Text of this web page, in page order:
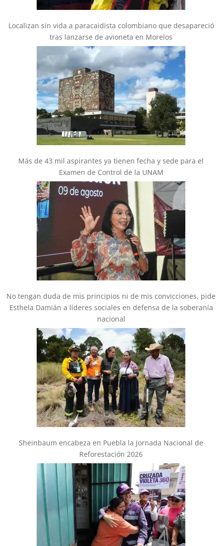
Localizan sin vida a paracaidista colombiano que desapareció
tras lanzarse de avioneta en Morelos
Más de 43 mil aspirantes ya tienen fecha y sede para el
Examen de Control de la UNAM
No tengan duda de mis principios ni de mis convicciones, pide
Esthela Damián a líderes sociales en defensa de la soberanía
nacional
Sheinbaum encabeza en Puebla la Jornada Nacional de
Reforestación 2026